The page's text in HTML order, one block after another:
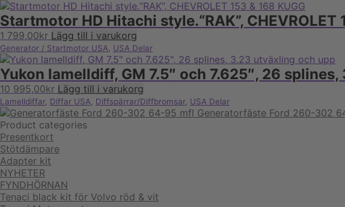
Startmotor HD Hitachi style.“RAK”, CHEVROLET
1 799,00kr Lägg till i varukorg
Generator / Startmotor USA USA Delar
Yukon lamelldiff, GM 7.5″ och 7.625″, 26
10 995,00kr Lägg till i varukorg
Lamelldiffar, Diffar USA Diffspärrar/Diffbromsar, USA Delar
Generatorfäste Ford 260-302
Product categories
Presentkort
Stötdämpare
Adapter kit
NYHETER
FYNDHÖRNAN
Tenaci black kit för Volvo röd & vit